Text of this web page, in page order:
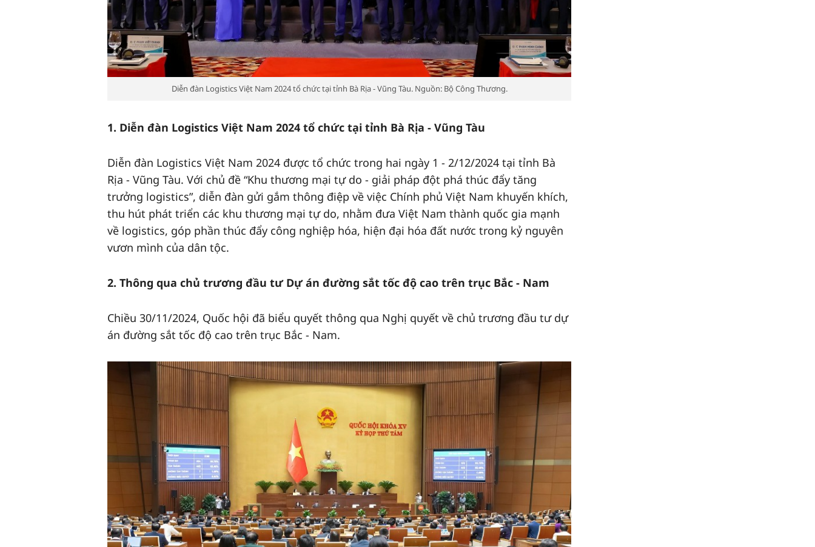
Diễn đàn Logistics Việt Nam 2024 tổ chức tại tỉnh Bà Rịa - Vũng Tàu. Nguồn: Bộ Công Thương.
1. Diễn đàn Logistics Việt Nam 2024 tổ chức tại tỉnh Bà Rịa - Vũng Tàu
Diễn đàn Logistics Việt Nam 2024 được tổ chức trong hai ngày 1 - 2/12/2024 tại tỉnh Bà
Rịa - Vũng Tàu. Với chủ đề “Khu thương mại tự do - giải pháp đột phá thúc đẩy tăng
trưởng logistics”, diễn đàn gửi gắm thông điệp về việc Chính phủ Việt Nam khuyến khích,
thu hút phát triển các khu thương mại tự do, nhằm đưa Việt Nam thành quốc gia mạnh
về logistics, góp phần thúc đẩy công nghiệp hóa, hiện đại hóa đất nước trong kỷ nguyên
vươn mình của dân tộc.
2. Thông qua chủ trương đầu tư Dự án đường sắt tốc độ cao trên trục Bắc - Nam
Chiều 30/11/2024, Quốc hội đã biểu quyết thông qua Nghị quyết về chủ trương đầu tư dự
án đường sắt tốc độ cao trên trục Bắc - Nam.